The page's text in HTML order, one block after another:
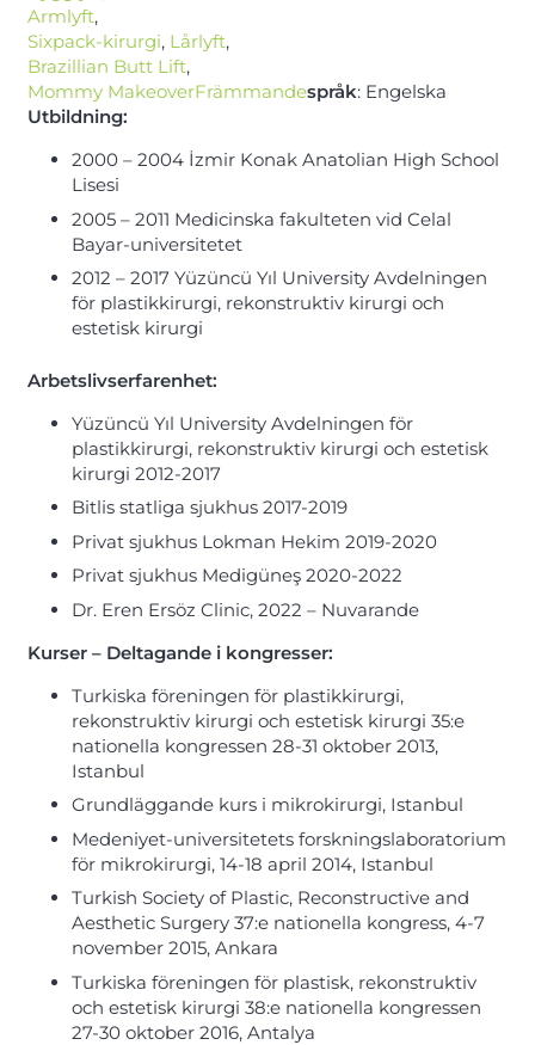
Armlyft,
Sixpack-kirurgi, Lårlyft,
Brazillian Butt Lift,
Mommy MakeoverFrämmandespråk: Engelska
Utbildning:
2000 – 2004 İzmir Konak Anatolian High School
Lisesi
2005 – 2011 Medicinska fakulteten vid Celal
Bayar-universitetet
2012 – 2017 Yüzüncü Yıl University Avdelningen
för plastikkirurgi, rekonstruktiv kirurgi och
estetisk kirurgi
Arbetslivserfarenhet:
Yüzüncü Yıl University Avdelningen för
plastikkirurgi, rekonstruktiv kirurgi och estetisk
kirurgi 2012-2017
Bitlis statliga sjukhus 2017-2019
Privat sjukhus Lokman Hekim 2019-2020
Privat sjukhus Medigüneş 2020-2022
Dr. Eren Ersöz Clinic, 2022 – Nuvarande
Kurser – Deltagande i kongresser:
Turkiska föreningen för plastikkirurgi,
rekonstruktiv kirurgi och estetisk kirurgi 35:e
nationella kongressen 28-31 oktober 2013,
Istanbul
Grundläggande kurs i mikrokirurgi, Istanbul
Medeniyet-universitetets forskningslaboratorium
för mikrokirurgi, 14-18 april 2014, Istanbul
Turkish Society of Plastic, Reconstructive and
Aesthetic Surgery 37:e nationella kongress, 4-7
november 2015, Ankara
Turkiska föreningen för plastisk, rekonstruktiv
och estetisk kirurgi 38:e nationella kongressen
27-30 oktober 2016, Antalya